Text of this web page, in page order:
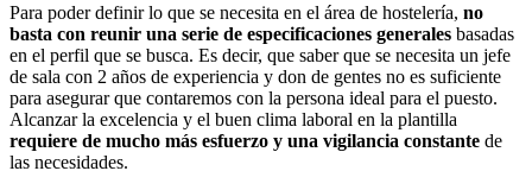
Para poder definir lo que se necesita en el área de hostelería, no
basta con reunir una serie de especificaciones generales basadas
en el perfil que se busca. Es decir, que saber que se necesita un jefe
de sala con 2 años de experiencia y don de gentes no es suficiente
para asegurar que contaremos con la persona ideal para el puesto.
Alcanzar la excelencia y el buen clima laboral en la plantilla
requiere de mucho más esfuerzo y una vigilancia constante de
las necesidades.